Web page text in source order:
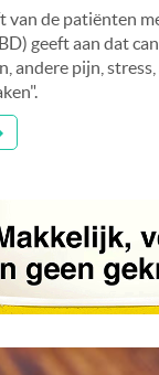
van de patiënten
geeft aan dat
andere pijn, stress,